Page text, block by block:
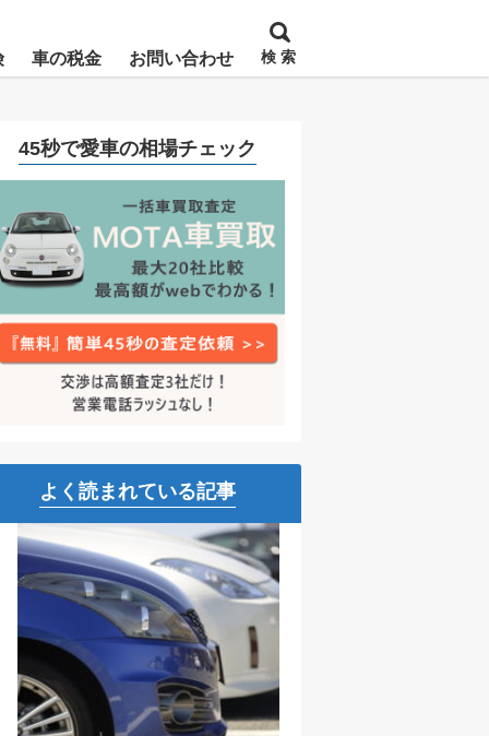
車の税金 お問い合わせ 検 索
45秒で愛車の相場チェック
よく読まれている記事